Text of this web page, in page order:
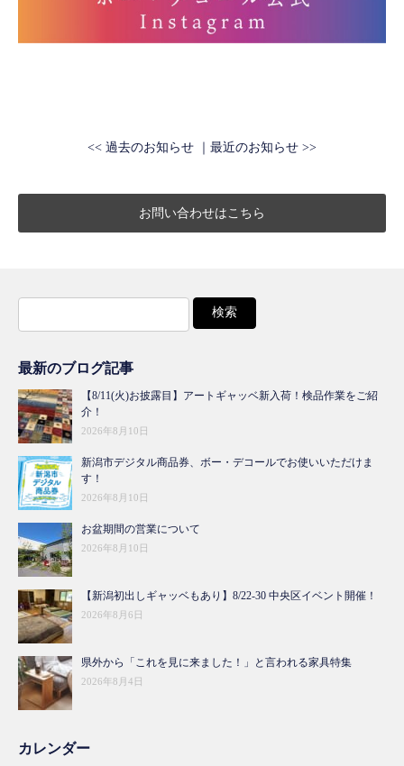
<< 過去のお知らせ 最近のお知らせ >>
お問い合わせはこちら
索:
最新のブログ記事
【8/11(火)お披露目】アートギャッベ新入荷！検品作業をご紹
介！
2026年8月10日
新潟市デジタル商品券、ボー・デコールでお使いいただけま
す！
2026年8月10日
お盆期間の営業について
2026年8月10日
【新潟初出しギャッベもあり】8/22-30 中央区イベント開催！
2026年8月6日
県外から「これを見に来ました！」と言われる家具特集
2026年8月4日
カレンダー